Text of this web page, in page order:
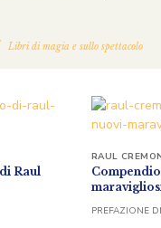
Libri di magia e sullo spettacolo
Raul
RAUL
PREFAZIONE